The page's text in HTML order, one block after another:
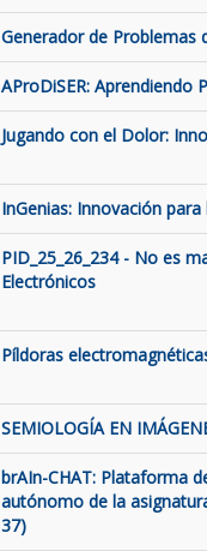
Generador de Problemas
AProDiSER: Aprendiendo
Jugando con el Dolor:
InGenias: Innovación
PID_25_26_234 - No es
Electrónicos
Píldoras
SEMIOLOGÍA EN
brAIn-CHAT: Plataforma
autónomo de la
37)